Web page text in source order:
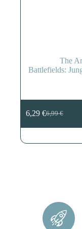
The
Battlefields:
6,99€
El
precio
era:
6,29 €El
precio
es: